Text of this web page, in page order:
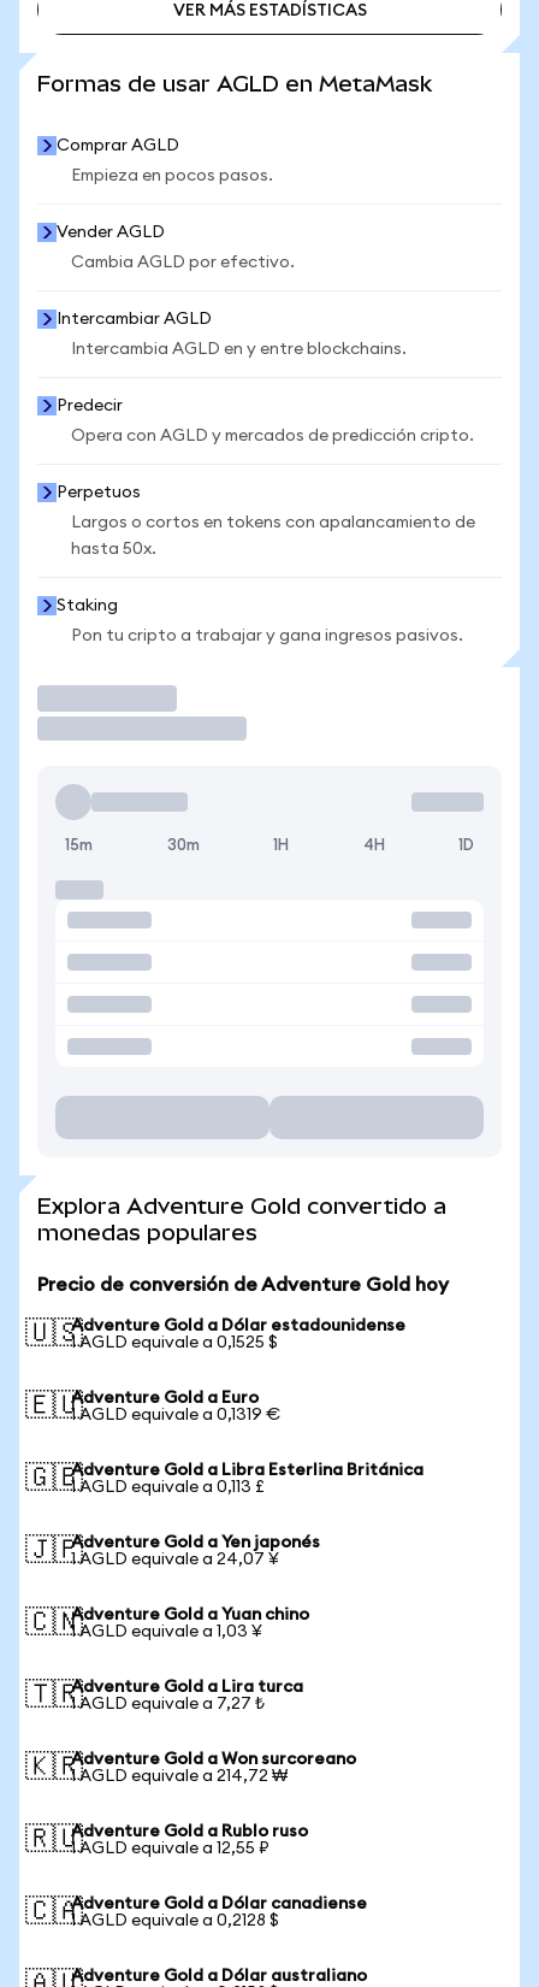
VER MÁS ESTADÍSTICAS
Formas de usar AGLD en MetaMask
Comprar AGLD
Empieza en pocos pasos.
Vender AGLD
Cambia AGLD por efectivo.
Intercambiar AGLD
Intercambia AGLD en y entre blockchains.
Predecir
Opera con AGLD y mercados de predicción cripto.
Perpetuos
Largos o cortos en tokens con apalancamiento de
hasta 50x.
Staking
Pon tu cripto a trabajar y gana ingresos pasivos.
15m 30m 1H 4H 1D
Explora Adventure Gold convertido a
monedas populares
Precio de conversión de Adventure Gold hoy
🇺🇸Adventure Gold a Dólar estadounidense
1 AGLD equivale a 0,1525 $
🇪🇺Adventure Gold a Euro
1 AGLD equivale a 0,1319 €
🇬🇧Adventure Gold a Libra Esterlina Británica
1 AGLD equivale a 0,113 £
🇯🇵Adventure Gold a Yen japonés
1 AGLD equivale a 24,07 ¥
🇨🇳Adventure Gold a Yuan chino
1 AGLD equivale a 1,03 ¥
🇹🇷Adventure Gold a Lira turca
1 AGLD equivale a 7,27 ₺
🇰🇷Adventure Gold a Won surcoreano
1 AGLD equivale a 214,72 ₩
🇷🇺Adventure Gold a Rublo ruso
1 AGLD equivale a 12,55 ₽
🇨🇦Adventure Gold a Dólar canadiense
1 AGLD equivale a 0,2128 $
Adventure Gold a Dólar australiano